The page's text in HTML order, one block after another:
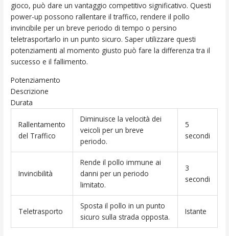
gioco, può dare un vantaggio competitivo significativo. Questi
power-up possono rallentare il traffico, rendere il pollo
invincibile per un breve periodo di tempo o persino
teletrasportarlo in un punto sicuro. Saper utilizzare questi
potenziamenti al momento giusto può fare la differenza tra il
successo e il fallimento.
Potenziamento
Descrizione
Durata
Rallentamento
del Traffico
Diminuisce la velocità dei
veicoli per un breve
periodo.
5
secondi
Invincibilità
Rende il pollo immune ai
danni per un periodo
limitato.
3
secondi
Teletrasporto
Sposta il pollo in un punto
sicuro sulla strada opposta.
Istante